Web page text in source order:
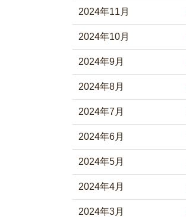
2024年11月
2024年10月
2024年9月
2024年8月
2024年7月
2024年6月
2024年5月
2024年4月
2024年3月